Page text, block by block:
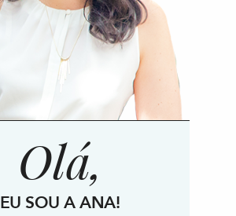
Olá,
EU SOU A ANA!